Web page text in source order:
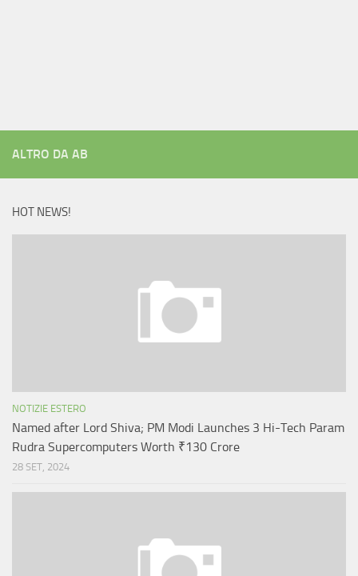
ALTRO DA AB
HOT NEWS!
NOTIZIE ESTERO
Named after Lord Shiva; PM Modi Launches 3 Hi-Tech Param
Rudra Supercomputers Worth ₹130 Crore
28 SET, 2024